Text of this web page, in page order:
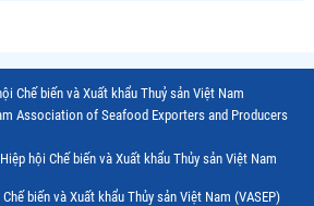
Chế biến và Xuất khẩu Thuỷ sản Việt Nam
Association of Seafood Exporters and Producers
hội Chế biến và Xuất khẩu Thủy sản Việt Nam
biến và Xuất khẩu Thủy sản Việt Nam (VASEP)